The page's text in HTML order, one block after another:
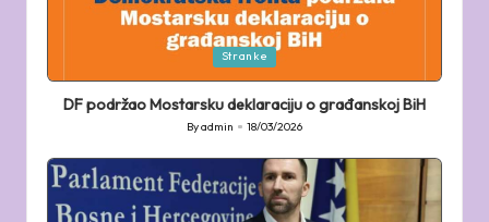
in
Stranke
DF podržao Mostarsku deklaraciju o građanskoj BiH
Posted
Byadmin 18/03/2026